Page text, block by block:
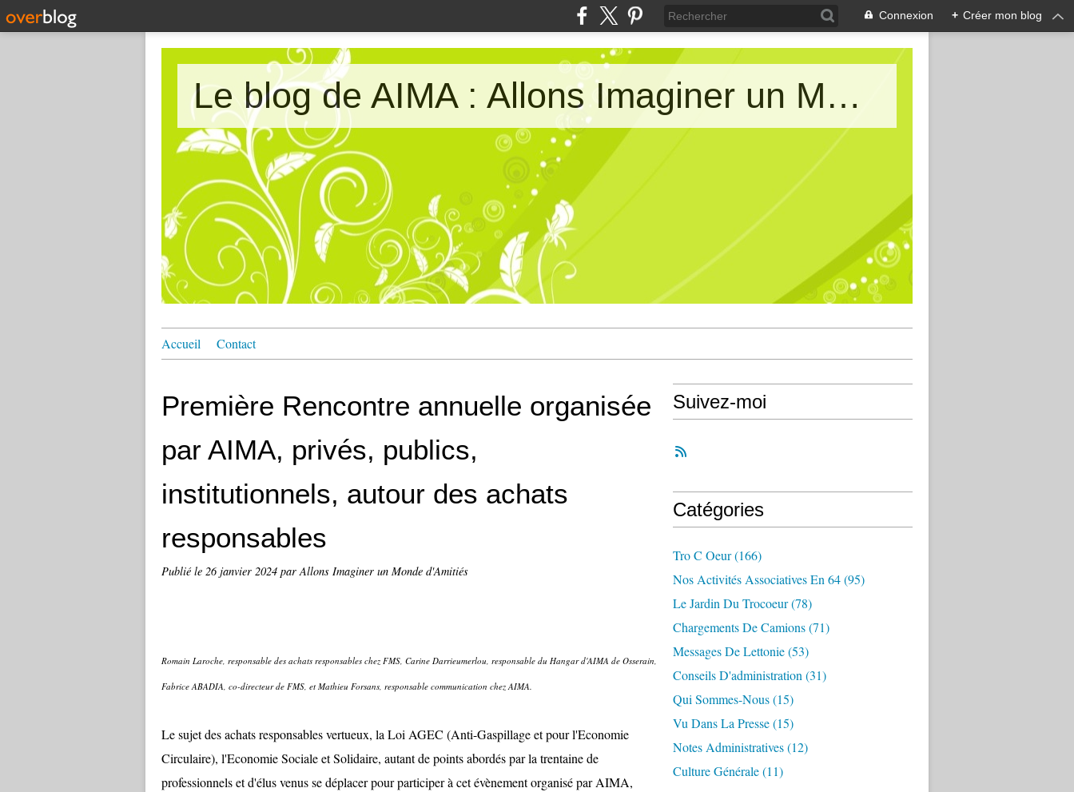
Connexion + Créer mon blog
Le blog de AIMA : Allons Imaginer un Monde d'Amitiés
Accueil Contact
Première Rencontre annuelle organisée
par AIMA, privés, publics,
institutionnels, autour des achats
responsables
Publié le 26 janvier 2024 par Allons Imaginer un Monde d'Amitiés
Romain Laroche, responsable des achats responsables chez FMS, Carine Darrieumerlou, responsable du Hangar d'AIMA de Osserain,
Fabrice ABADIA, co-directeur de FMS, et Mathieu Forsans, responsable communication chez AIMA.
Le sujet des achats responsables vertueux, la Loi AGEC (Anti-Gaspillage et pour l'Economie
Circulaire), l'Economie Sociale et Solidaire, autant de points abordés par la trentaine de
professionnels et d'élus venus se déplacer pour participer à cet évènement organisé par AIMA,
Suivez-moi
Catégories
Tro C Oeur(166)
Nos Activités Associatives En 64(95)
Le Jardin Du Trocoeur(78)
Chargements De Camions(71)
Messages De Lettonie(53)
Conseils D'administration (31)
Qui Sommes-Nous(15)
Vu Dans La Presse(15)
Notes Administratives(12)
Culture Générale(11)